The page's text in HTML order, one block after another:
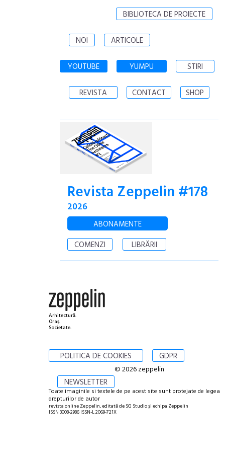
BIBLIOTECA DE PROIECTE
NOI ARTICOLE
YOUTUBE YUMPU STIRI
REVISTA CONTACT SHOP
Revista Zeppelin #178
2026
ABONAMENTE
COMENZI
LIBRĂRII
Arhitectură.
Oraș.
Societate.
POLITICA DE COOKIES GDPR
NEWSLETTER
© 2026 zeppelin
Toate imaginile si textele de pe acest site sunt protejate de legea
drepturilor de autor
revista online Zeppelin, editată de SG Studio și echipa Zeppelin
ISSN 3008-2986 ISSN-L 2069-721X